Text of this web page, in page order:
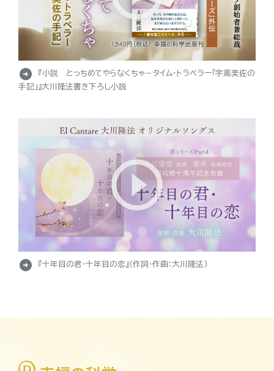
arrow_circle_right
『小説 とっちめてやらなくちゃ－タイム・トラベラー「宇高美佐の
手記」』大川隆法書き下ろし小説
arrow_circle_right 『十年目の君・十年目の恋』（作詞・作曲：大川隆法）